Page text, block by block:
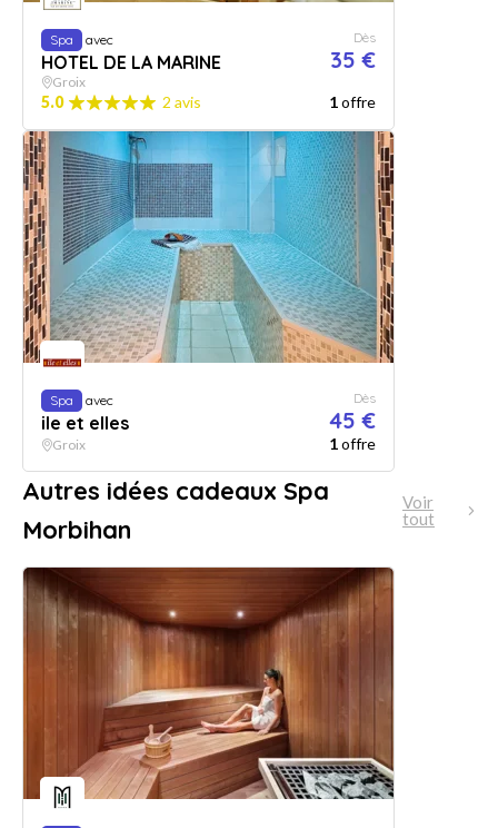
Spa avec
HOTEL DE LA MARINE
Dès
35 €
Groix
5.0 2 avis 1offre
Spa avec
ile et elles
Dès
45 €
Groix 1offre
Autres idées cadeaux Spa
Morbihan
Voir
tout